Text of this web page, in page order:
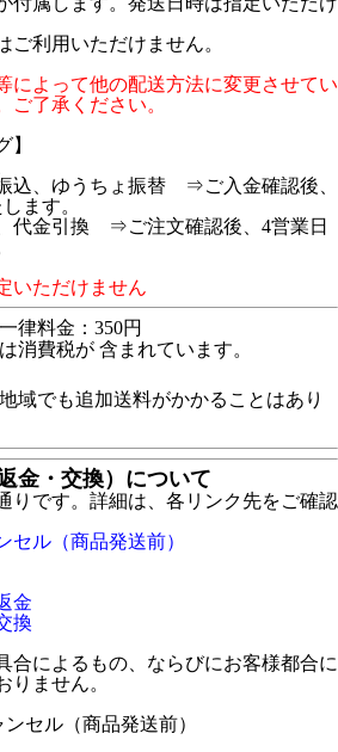
ご利用いただけません。
によって他の配送方法に変更させてい
ご了承ください。
】
込、ゆうちょ振替 ⇒ご入金確認後、
ます。
代金引換 ⇒ご注文確認後、4営業日
いただけません
律料金：350円
消費税が 含まれています。
域でも追加送料がかかることはあり
金・交換）について
りです。詳細は、各リンク先をご確認
セル（商品発送前）
金
換
合によるもの、ならびにお客様都合に
りません。
セル（商品発送前）